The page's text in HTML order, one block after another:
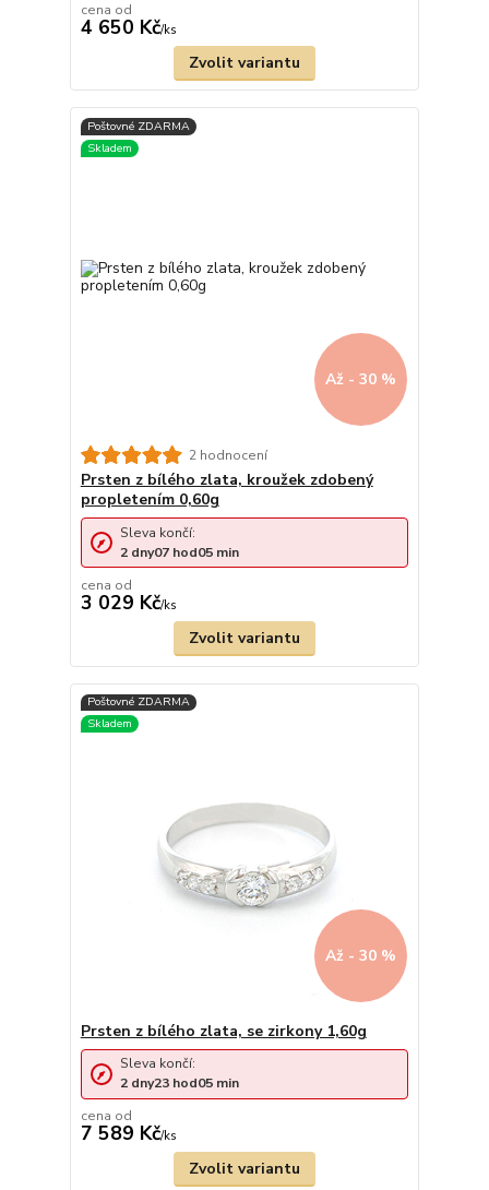
cena od
4 650 Kč/ks
Zvolit variantu
Až - 30 %
2 hodnocení
Prsten z bílého zlata, kroužek zdobený
propletením 0,60g
cena od
3 029 Kč/ks
Sleva končí:
2 dny07 hod05 min
Zvolit variantu
Až - 30 %
Prsten z bílého zlata, se zirkony 1,60g
cena od
7 589 Kč/ks
Sleva končí:
2 dny23 hod05 min
Zvolit variantu